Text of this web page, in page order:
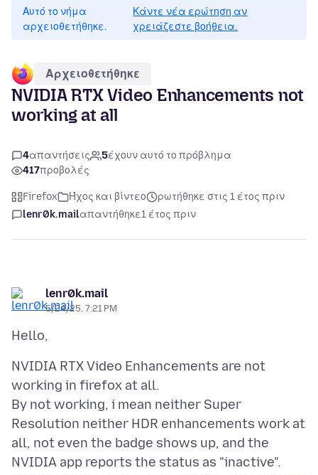
Αυτό το νήμα
αρχειοθετήθηκε.
Κάντε νέα ερώτηση αν
χρειάζεστε βοήθεια.
Αρχειοθετήθηκε
NVIDIA RTX Video Enhancements not
working at all
4απαντήσεις 5έχουν αυτό το πρόβλημα
417προβολές
Firefox Ήχος και βίντεο
ρωτήθηκε στις 1 έτος πριν
lenr0k.mailαπαντήθηκε1 έτος πριν
lenr0k.mail
5/24/25, 7:21 PM
NVIDIA RTX Video Enhancements are not
working in firefox at all.
By not working, i mean neither Super
Resolution neither HDR enhancements work at
all, not even the badge shows up, and the
NVIDIA app reports the status as "inactive".